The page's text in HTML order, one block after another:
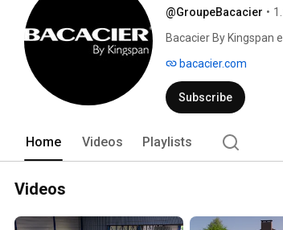
@GroupeBacacier •
Bacacier By Kingspan
carbone.
bacacier.com
Subscribe
Home Videos Playlists
Videos